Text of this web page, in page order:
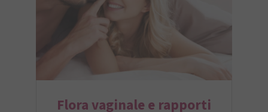
Flora vaginale e rapporti